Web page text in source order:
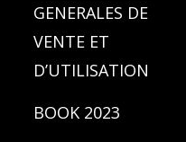
GENERALES DE
VENTE ET
D’UTILISATION
BOOK 2023